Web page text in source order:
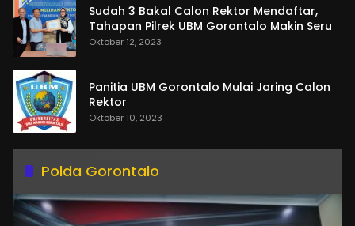
Sudah 3 Bakal Calon Rektor Mendaftar,
Tahapan Pilrek UBM Gorontalo Makin Seru
Oktober 12, 2023
Panitia UBM Gorontalo Mulai Jaring Calon
Rektor
Oktober 10, 2023
Polda Gorontalo